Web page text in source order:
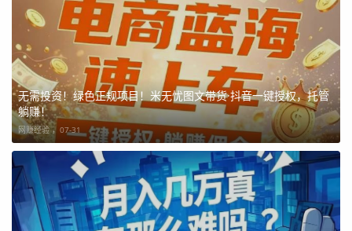
无需投资！绿色正规项目！米无忧图文带货·抖音一键授权，托管
躺赚！
网赚经验 ， 07-31